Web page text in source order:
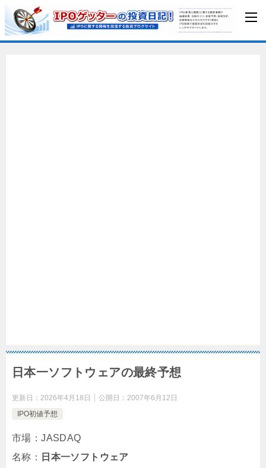
日本一ソフトウェアの最終予想
更新日： 2026年4月18日 公開日： 2007年6月12日
IPO初値予想
市場：JASDAQ
名称：
日本一ソフトウェア